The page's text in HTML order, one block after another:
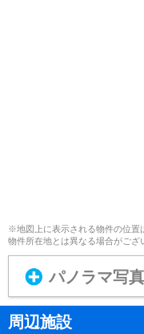
※地図上に表示される物件の位置
物件所在地とは異なる場合がござ
パノラマ写
周辺施設